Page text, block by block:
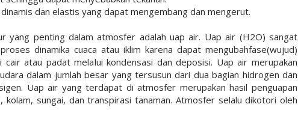
dan elastis yang dapat mengembang dan mengerut.
yang penting dalam atmosfer adalah uap air. Uap air (H2O) sangat
dinamika cuaca atau iklim karena dapat mengubahfase(wujud)
cair atau padat melalui kondensasi dan deposisi. Uap air merupakan
dalam jumlah besar yang tersusun dari dua bagian hidrogen dan
Uap air yang terdapat di atmosfer merupakan hasil penguapan
kolam, sungai, dan transpirasi tanaman. Atmosfer selalu dikotori oleh